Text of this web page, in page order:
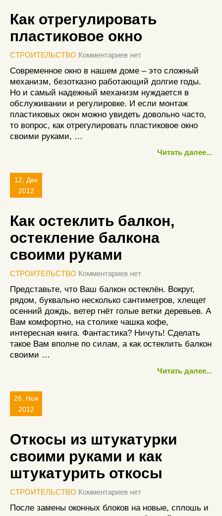
Как отрегулировать
пластиковое окно
СТРОИТЕЛЬСТВО Комментариев нет
Современное окно в нашем доме – это сложный
механизм, безотказно работающий долгие годы.
Но и самый надежный механизм нуждается в
обслуживании и регулировке. И если монтаж
пластиковых окон можно увидеть довольно часто,
то вопрос, как отрегулировать пластиковое окно
своими руками, …
Читать далее...
12, Дек
2012
Как остеклить балкон,
остекление балкона
своими руками
СТРОИТЕЛЬСТВО Комментариев нет
Представьте, что Ваш балкон остеклён. Вокруг,
рядом, буквально несколько сантиметров, хлещет
осенний дождь, ветер гнёт голые ветки деревьев. А
Вам комфортно, на столике чашка кофе,
интересная книга. Фантастика? Ничуть! Сделать
такое Вам вполне по силам, а как остеклить балкон
своими …
Читать далее...
26, Ноя
2012
Откосы из штукатурки
своими руками и как
штукатурить откосы
СТРОИТЕЛЬСТВО Комментариев нет
После замены оконных блоков на новые, сплошь и